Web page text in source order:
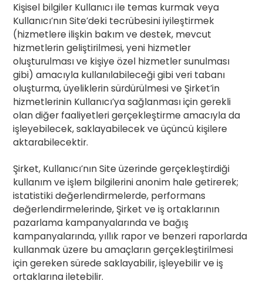
Kişisel bilgiler Kullanıcı ile temas kurmak veya
Kullanıcı’nın Site’deki tecrübesini iyileştirmek
(hizmetlere ilişkin bakım ve destek, mevcut
hizmetlerin geliştirilmesi, yeni hizmetler
oluşturulması ve kişiye özel hizmetler sunulması
gibi) amacıyla kullanılabileceği gibi veri tabanı
oluşturma, üyeliklerin sürdürülmesi ve Şirket’in
hizmetlerinin Kullanıcı’ya sağlanması için gerekli
olan diğer faaliyetleri gerçekleştirme amacıyla da
işleyebilecek, saklayabilecek ve üçüncü kişilere
aktarabilecektir.
Şirket, Kullanıcı’nın Site üzerinde gerçekleştirdiği
kullanım ve işlem bilgilerini anonim hale getirerek;
istatistiki değerlendirmelerde, performans
değerlendirmelerinde, Şirket ve iş ortaklarının
pazarlama kampanyalarında ve bağış
kampanyalarında, yıllık rapor ve benzeri raporlarda
kullanmak üzere bu amaçların gerçekleştirilmesi
için gereken sürede saklayabilir, işleyebilir ve iş
ortaklarına iletebilir.